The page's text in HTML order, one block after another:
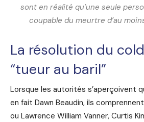
sont en réalité qu’une seule
coupable du meurtre d’au
La résolution du
“tueur au baril”
Lorsque les autorités s’aperçoivent
en fait Dawn Beaudin, ils
ou Lawrence William Vanner, Curtis